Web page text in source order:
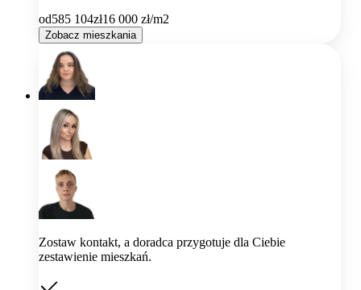
od585 104zł16 000 zł/m2
Zobacz mieszkania
Zostaw kontakt, a doradca przygotuje dla Ciebie
zestawienie mieszkań.